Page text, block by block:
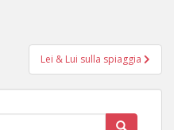
Lei & Lui sulla spiaggia